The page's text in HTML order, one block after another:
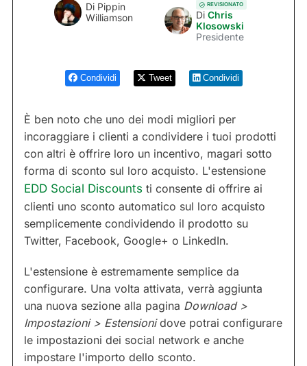
Di Pippin
Williamson
REVISIONATO
Di Chris
Klosowski
Presidente
Condividi Tweet Condividi
È ben noto che uno dei modi migliori per
incoraggiare i clienti a condividere i tuoi prodotti
con altri è offrire loro un incentivo, magari sotto
forma di sconto sul loro acquisto. L'estensione
EDD Social Discounts ti consente di offrire ai
clienti uno sconto automatico sul loro acquisto
semplicemente condividendo il prodotto su
Twitter, Facebook, Google+ o LinkedIn.
L'estensione è estremamente semplice da
configurare. Una volta attivata, verrà aggiunta
una nuova sezione alla pagina Download >
Impostazioni > Estensionidove potrai configurare
le impostazioni dei social network e anche
impostare l'importo dello sconto.